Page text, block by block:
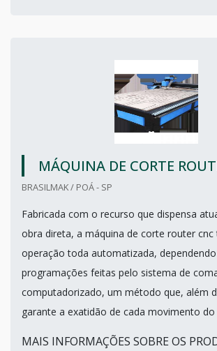
MÁQUINA DE CORTE
BRASILMAK / POÁ - SP
Fabricada com o recurso que dispensa
obra direta, a máquina de corte router cnc
operação toda automatizada,
programações feitas pelo sistema de
computadorizado, um método que, além
garante a exatidão de cada movimento do
MAIS INFORMAÇÕES SOBRE OS